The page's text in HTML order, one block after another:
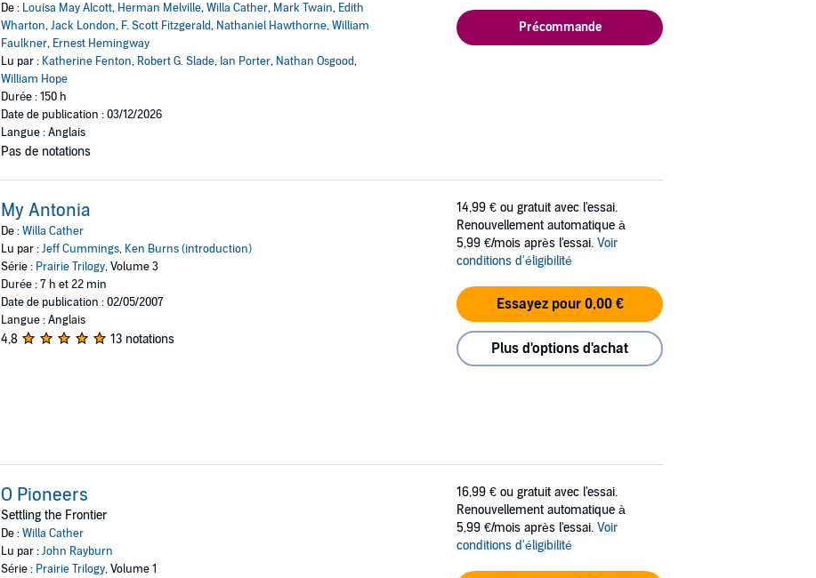
De : Louisa May Alcott, Herman Melville,Willa Cather, Mark Twain, Edith
Wharton,Jack London, F. Scott Fitzgerald, Nathaniel Hawthorne,William
Faulkner, Ernest Hemingway
Lu par : Katherine Fenton, Robert G. Slade, Ian Porter, Nathan Osgood,
William Hope
Durée : 150 h
Date de publication : 03/12/2026
Langue : Anglais
Pas de notations
Précommande
My Antonia
De :Willa Cather
Lu par :Jeff Cummings, Ken Burns (introduction)
Série : Prairie Trilogy, Volume 3
Durée : 7 h et 22 min
Date de publication : 02/05/2007
Langue : Anglais
4,8 13 notations
14,99 € ou gratuit avec l'essai.
Renouvellement automatique à
5,99 €/mois après l'essai. Voir
conditions d'éligibilité
Essayez pour 0,00 €
Plus d'options d'achat
O Pioneers
Settling the Frontier
De :Willa Cather
Lu par :John Rayburn
Série : Prairie Trilogy, Volume 1
16,99 € ou gratuit avec l'essai.
Renouvellement automatique à
5,99 €/mois après l'essai. Voir
conditions d'éligibilité